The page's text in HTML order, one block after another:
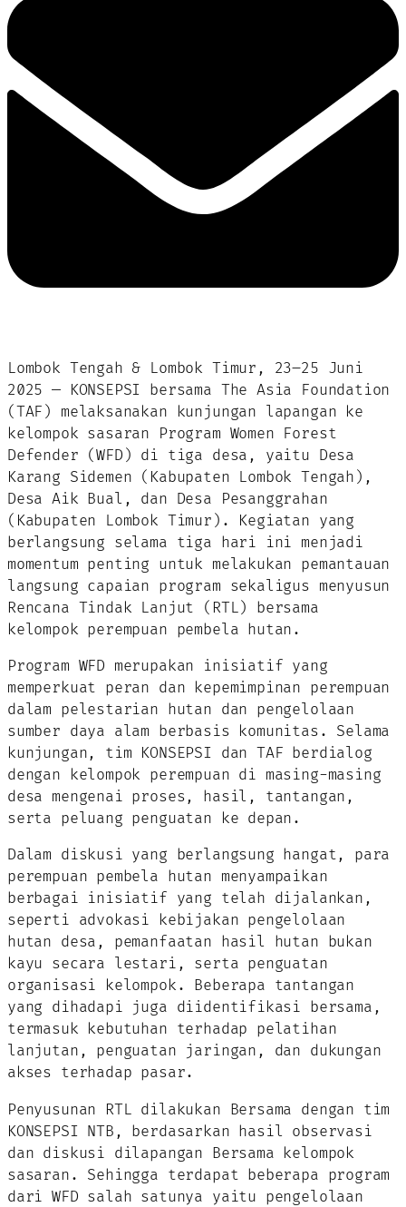
Lombok Tengah & Lombok Timur, 23–25 Juni
2025 — KONSEPSI bersama The Asia Foundation
(TAF) melaksanakan kunjungan lapangan ke
kelompok sasaran Program Women Forest
Defender (WFD) di tiga desa, yaitu Desa
Karang Sidemen (Kabupaten Lombok Tengah),
Desa Aik Bual, dan Desa Pesanggrahan
(Kabupaten Lombok Timur). Kegiatan yang
berlangsung selama tiga hari ini menjadi
momentum penting untuk melakukan pemantauan
langsung capaian program sekaligus menyusun
Rencana Tindak Lanjut (RTL) bersama
kelompok perempuan pembela hutan.
Program WFD merupakan inisiatif yang
memperkuat peran dan kepemimpinan perempuan
dalam pelestarian hutan dan pengelolaan
sumber daya alam berbasis komunitas. Selama
kunjungan, tim KONSEPSI dan TAF berdialog
dengan kelompok perempuan di masing-masing
desa mengenai proses, hasil, tantangan,
serta peluang penguatan ke depan.
Dalam diskusi yang berlangsung hangat, para
perempuan pembela hutan menyampaikan
berbagai inisiatif yang telah dijalankan,
seperti advokasi kebijakan pengelolaan
hutan desa, pemanfaatan hasil hutan bukan
kayu secara lestari, serta penguatan
organisasi kelompok. Beberapa tantangan
yang dihadapi juga diidentifikasi bersama,
termasuk kebutuhan terhadap pelatihan
lanjutan, penguatan jaringan, dan dukungan
akses terhadap pasar.
Penyusunan RTL dilakukan Bersama dengan tim
KONSEPSI NTB, berdasarkan hasil observasi
dan diskusi dilapangan Bersama kelompok
sasaran. Sehingga terdapat beberapa program
dari WFD salah satunya yaitu pengelolaan